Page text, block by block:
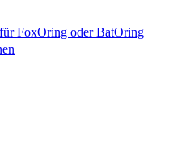
FoxOring oder BatOring